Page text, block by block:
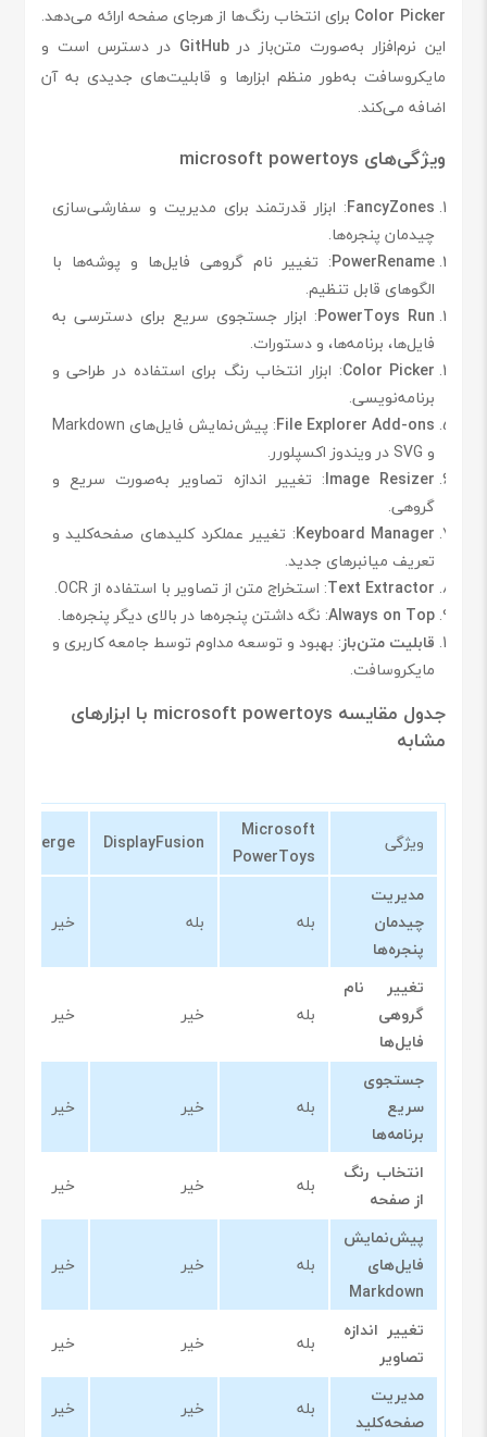
Color Picker برای انتخاب رنگ‌ها از هرجای صفحه ارائه می‌دهد.
این نرم‌افزار به‌صورت متن‌باز درGitHub در دسترس است و
مایکروسافت به‌طور منظم ابزارها و قابلیت‌های جدیدی به آن
اضافه می‌کند.
ویژگی‌های microsoft powertoys
FancyZones: ابزار قدرتمند برای مدیریت و سفارشی‌سازی
چیدمان پنجره‌ها.
PowerRename: تغییر نام گروهی فایل‌ها و پوشه‌ها با
الگوهای قابل تنظیم.
PowerToys Run: ابزار جستجوی سریع برای دسترسی به
فایل‌ها، برنامه‌ها، و دستورات.
Color Picker: ابزار انتخاب رنگ برای استفاده در طراحی و
برنامه‌نویسی.
File Explorer Add-ons
: پیش‌نمایش فایل‌های Markdown
و SVG در ویندوز اکسپلورر.
Image Resizer: تغییر اندازه تصاویر به‌صورت سریع و
گروهی.
Keyboard Manager: تغییر عملکرد کلیدهای صفحه‌کلید و
تعریف میانبرهای جدید.
Text Extractor: استخراج متن از تصاویر با استفاده از OCR.
Always on Top: نگه داشتن پنجره‌ها در بالای دیگر پنجره‌ها.
قابلیت متن‌باز: بهبود و توسعه مداوم توسط جامعه کاربری و
مایکروسافت.
جدول مقایسه microsoft powertoys با ابزارهای
مشابه
ویژگی
Microsoft
PowerToys
DisplayFusion
WinMerge
مدیریت
چیدمان
پنجره‌ها
بله بله خیر
تغییر نام
گروهی
فایل‌ها
بله خیر خیر
جستجوی
سریع
برنامه‌ها
بله خیر خیر
انتخاب رنگ
از صفحه
بله خیر
خیر
پیش‌نمایش
فایل‌های
Markdown
بله خیر خیر
تغییر اندازه
تصاویر
بله خیر
خیر
مدیریت
صفحه‌کلید
بله خیر
خیر